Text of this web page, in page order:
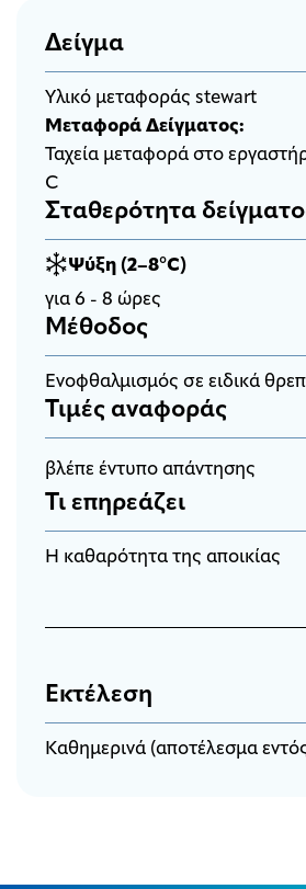
Δείγμα
Υλικό μεταφοράς stewart
Μεταφορά Δείγματος:
Ταχεία μεταφορά στο
C
Σταθερότητα
Ψύξη (2–8°C)
για 6 - 8 ώρες
Μέθοδος
Ενοφθαλμισμός σε ειδικά
Τιμές αναφοράς
βλέπε έντυπο απάντησης
Τι επηρεάζει
H καθαρότητα της αποικίας
Εκτέλεση
Καθημερινά (αποτέλεσμα